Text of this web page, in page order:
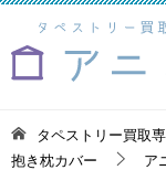
タペストリー買取
抱き枕カバー
ア